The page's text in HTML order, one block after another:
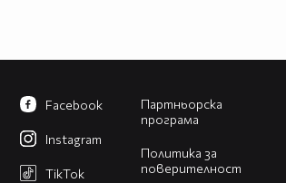
Партньорска
програма
Политика за
поверителност
Facebook
Instagram
TikTok